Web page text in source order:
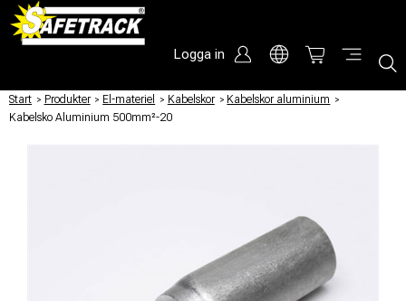
Logga in
Start / Produkter / El-materiel / Kabelskor / Kabelskor aluminium /
Kabelsko Aluminium 500mm²-20